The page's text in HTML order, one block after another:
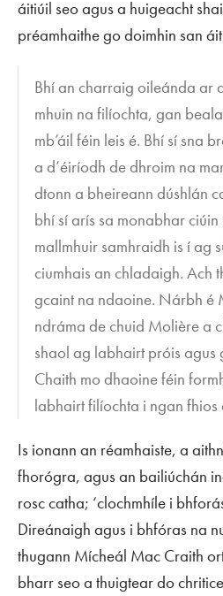
áitiúil seo agus a huigeacht
préamhaithe go doimhin san
Bhí an charraig oileánda ar
mhuin na filíochta, gan
mb’áil féin leis é. Bhí sí sna
a d’éiríodh de dhroim na
dtonn a bheireann dúshlán
bhí sí arís sa monabhar
mallmhuir samhraidh is í ag
ciumhais an chladaigh. Ach
gcaint na ndaoine. Nárbh é
ndráma de chuid Molière a
shaol ag labhairt próis agus
Chaith mo dhaoine féin
labhairt filíochta i ngan fhios
Is ionann an réamhaiste, a
fhorógra, agus an bailiúchán
rosc catha; ‘clochmhíle i
Direánaigh agus i bhfóras na
thugann Mícheál Mac Craith
bharr seo a thuigtear do